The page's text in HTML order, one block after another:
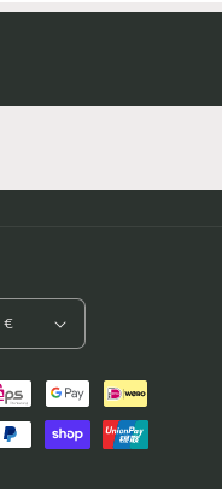
Deutschland | EUR €